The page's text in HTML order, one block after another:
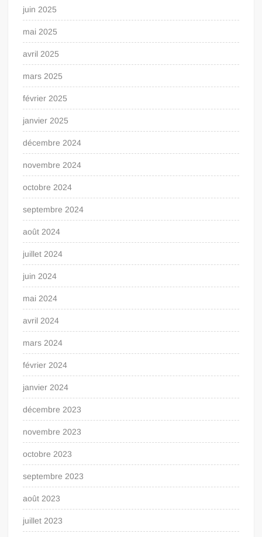
juin 2025
mai 2025
avril 2025
mars 2025
février 2025
janvier 2025
décembre 2024
novembre 2024
octobre 2024
septembre 2024
août 2024
juillet 2024
juin 2024
mai 2024
avril 2024
mars 2024
février 2024
janvier 2024
décembre 2023
novembre 2023
octobre 2023
septembre 2023
août 2023
juillet 2023